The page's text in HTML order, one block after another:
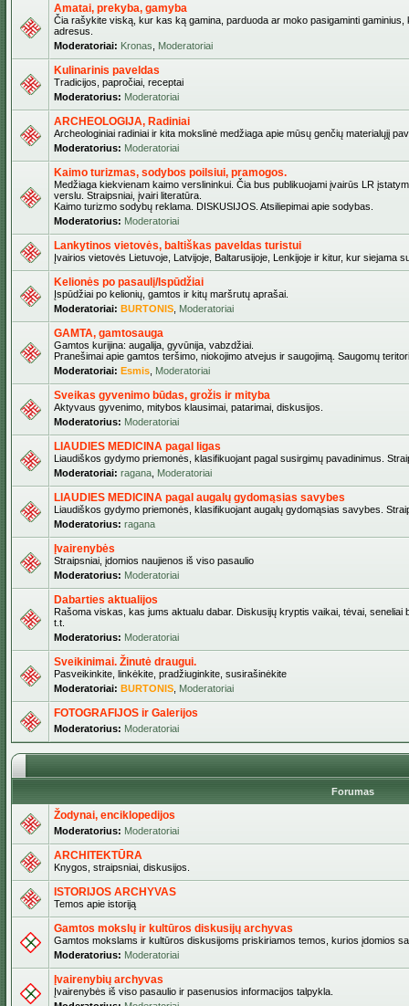
Amatai, prekyba, gamyba
Čia rašykite viską, kur kas ką gamina, parduoda ar moko pasigaminti
adresus.
Moderatoriai: Kronas Moderatoriai
Kulinarinis paveldas
Tradicijos, papročiai, receptai
Moderatorius: Moderatoriai
ARCHEOLOGIJA, Radiniai
Archeologiniai radiniai ir kita mokslinė medžiaga apie mūsų genčių materialųjį
Moderatorius: Moderatoriai
Kaimo turizmas, sodybos poilsiui, pramogos.
Medžiaga kiekvienam kaimo verslininkui. Čia bus publikuojami įvairūs LR
verslu. Straipsniai, įvairi literatūra.
Kaimo turizmo sodybų reklama. DISKUSIJOS. Atsiliepimai apie sodybas.
Moderatorius: Moderatoriai
Lankytinos vietovės, baltiškas paveldas turistui
Įvairios vietovės Lietuvoje, Latvijoje, Baltarusijoje, Lenkijoje ir kitur, kur siejama
Kelionės po pasaulį/Ispūdžiai
Įspūdžiai po kelionių, gamtos ir kitų maršrutų aprašai.
Moderatoriai: BURTONIS Moderatoriai
GAMTA, gamtosauga
Gamtos kurijina: augalija, gyvūnija, vabzdžiai.
Pranešimai apie gamtos teršimo, niokojimo atvejus ir saugojimą. Saugomų
Moderatoriai: Esmis Moderatoriai
Sveikas gyvenimo būdas, grožis ir mityba
Aktyvaus gyvenimo, mitybos klausimai, patarimai, diskusijos.
Moderatorius: Moderatoriai
LIAUDIES MEDICINA pagal ligas
Liaudiškos gydymo priemonės, klasifikuojant pagal susirgimų pavadinimus.
Moderatoriai: ragana Moderatoriai
LIAUDIES MEDICINA pagal augalų gydomąsias savybes
Liaudiškos gydymo priemonės, klasifikuojant augalų gydomąsias savybes.
Moderatorius: ragana
Įvairenybės
Straipsniai, įdomios naujienos iš viso pasaulio
Moderatorius: Moderatoriai
Dabarties aktualijos
Rašoma viskas, kas jums aktualu dabar. Diskusijų kryptis vaikai, tėvai, seneliai
t.t.
Moderatorius: Moderatoriai
Sveikinimai. Žinutė draugui.
Pasveikinkite, linkėkite, pradžiuginkite, susirašinėkite
Moderatoriai: BURTONIS Moderatoriai
FOTOGRAFIJOS ir Galerijos
Moderatorius: Moderatoriai
Forumas
Žodynai, enciklopedijos
Moderatorius: Moderatoriai
ARCHITEKTŪRA
Knygos, straipsniai, diskusijos.
ISTORIJOS ARCHYVAS
Temos apie istoriją
Gamtos mokslų ir kultūros diskusijų archyvas
Gamtos mokslams ir kultūros diskusijoms priskiriamos temos, kurios įdomios
Moderatorius: Moderatoriai
Įvairenybių archyvas
Įvairenybės iš viso pasaulio ir pasenusios informacijos talpykla.